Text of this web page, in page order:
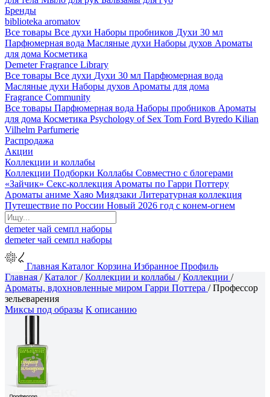
Бренды
biblioteka aromatov
Все товары Все духи Наборы пробников Духи 30 мл
Парфюмерная вода Масляные духи Наборы духов Ароматы
для дома Косметика
Demeter Fragrance Library
Все товары Все духи Духи 30 мл Парфюмерная вода
Масляные духи Наборы духов Ароматы для дома
Fragrance Community
Все товары Парфюмерная вода Наборы пробников Ароматы
для дома Косметика Psychology of Sex Tom Ford Byredo Kilian
Vilhelm Parfumerie
Распродажа
Акции
Коллекции и коллабы
Коллекции Подборки Коллабы Совместно с блогерами
«Зайчик» Секс-коллекция Ароматы по Гарри Поттеру
Ароматы аниме Хаяо Миядзаки Литературная коллекция
Путешествие по России Новый 2026 год с конем-огнем
demeterчай семпл наборы
demeterчай семпл наборы
Главная Каталог Корзина Избранное Профиль
Главная /Каталог /Коллекции и коллабы /Коллекции /
Ароматы, вдохновленные миром Гарри Поттера /Профессор
зельеварения
Миксы под образы К описанию